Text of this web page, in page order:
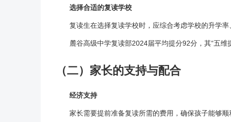
选择合适的复读学校
复读生在选择复读学校时，应综合考虑学校的升学
麓谷高级中学复读部2024届平均提分92分，其“五维
（二）家长的支持与配合
经济支持
家长需要提前准备复读所需的费用，确保孩子能够顺